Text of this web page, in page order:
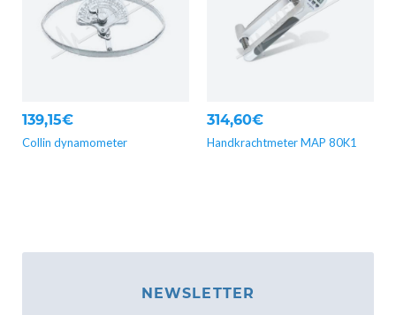
139,15€
Collin dynamometer
314,60€
Handkrachtmeter MAP 80K1
NEWSLETTER